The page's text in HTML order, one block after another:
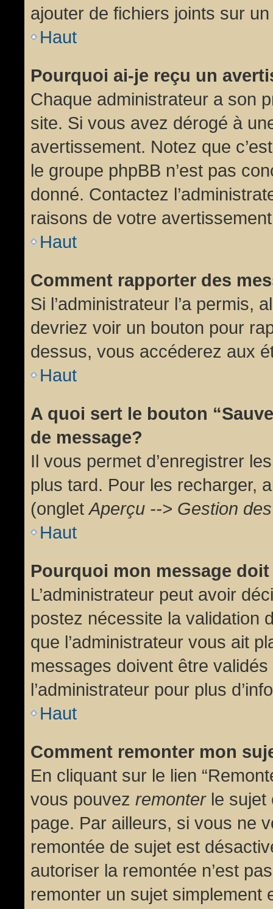
ajouter de fichiers joints sur
Haut
Pourquoi ai-je reçu un
Chaque administrateur a son
site. Si vous avez dérogé à
avertissement. Notez que
le groupe phpBB n’est pas
donné. Contactez
raisons de votre
Haut
Comment rapporter des
Si l’administrateur l’a permis,
devriez voir un bouton pour
dessus, vous accéderez aux
Haut
A quoi sert le bouton
de message?
Il vous permet d’enregistrer
plus tard. Pour les recharger,
(ongletAperçu --> Gestion
Haut
Pourquoi mon message
L’administrateur peut avoir
postez nécessite la validation
que l’administrateur vous ait
messages doivent être
l’administrateur pour plus
Haut
Comment remonter mon
En cliquant sur le lien
vous pouvez remonterle sujet
page. Par ailleurs, si vous ne
remontée de sujet est
autoriser la remontée n’est
remonter un sujet simplement